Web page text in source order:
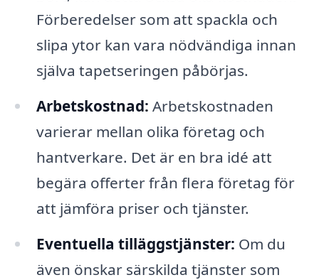
Förberedelser som att spackla och
slipa ytor kan vara nödvändiga innan
själva tapetseringen påbörjas.
Arbetskostnad: Arbetskostnaden
varierar mellan olika företag och
hantverkare. Det är en bra idé att
begära offerter från flera företag för
att jämföra priser och tjänster.
Eventuella tilläggstjänster: Om du
även önskar särskilda tjänster som